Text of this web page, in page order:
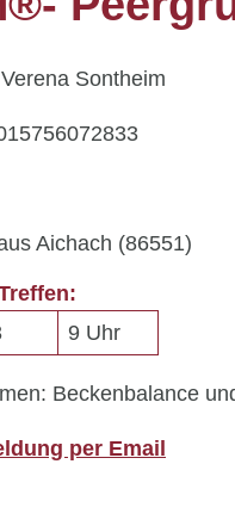
Verena Sontheim
Aichach (86551)
9 Uhr
Beckenbalance
per Email